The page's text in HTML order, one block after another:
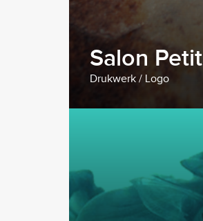
Salon Petit
Drukwerk / Logo